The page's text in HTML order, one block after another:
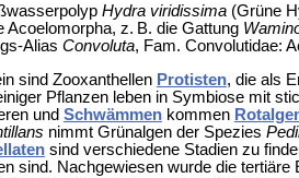
Hydra viridissima(Grüne
Acoelomorpha, z. B. die Gattung
Alias Convoluta, Fam. Convolutidae:
sind Zooxanthellen Protisten, die als
Pflanzen leben in Symbiose mit
und Schwämmenkommen
nimmt Grünalgen der Spezies
sind verschiedene Stadien zu
sind. Nachgewiesen wurde die